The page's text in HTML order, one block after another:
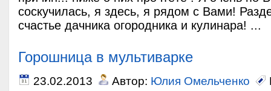
соскучилась, я здесь, я рядом с Вами!
счастье дачника огородника и кулинара! ...
Горошница в мультиварке
23.02.2013 Автор: Юлия Омельченко